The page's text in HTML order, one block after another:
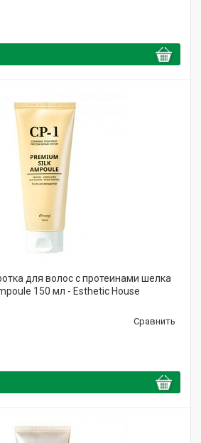
для волос с протеинами шелка
150 мл - Esthetic House
Сравнить